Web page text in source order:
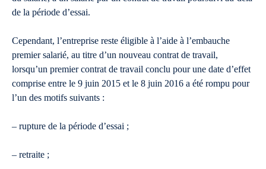
de la période d’essai.
Cependant, l’entreprise reste éligible à l’aide à l’embauche
premier salarié, au titre d’un nouveau contrat de travail,
lorsqu’un premier contrat de travail conclu pour une date d’effet
comprise entre le 9 juin 2015 et le 8 juin 2016 a été rompu pour
l’un des motifs suivants :
– rupture de la période d’essai ;
– retraite ;